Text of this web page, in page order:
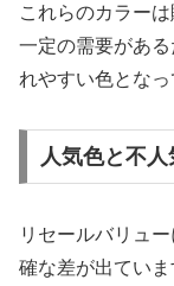
これらのカラー
一定の需要があ
れやすい色となっ
人気色と不
リセールバリュ
確な差が出てい